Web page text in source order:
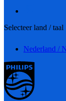
Selecteer land / taal
Nederland /